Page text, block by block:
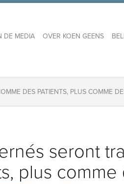
DE MEDIA OVER KOEN GEENS
DES PATIENTS, PLUS COMME
seront
plus